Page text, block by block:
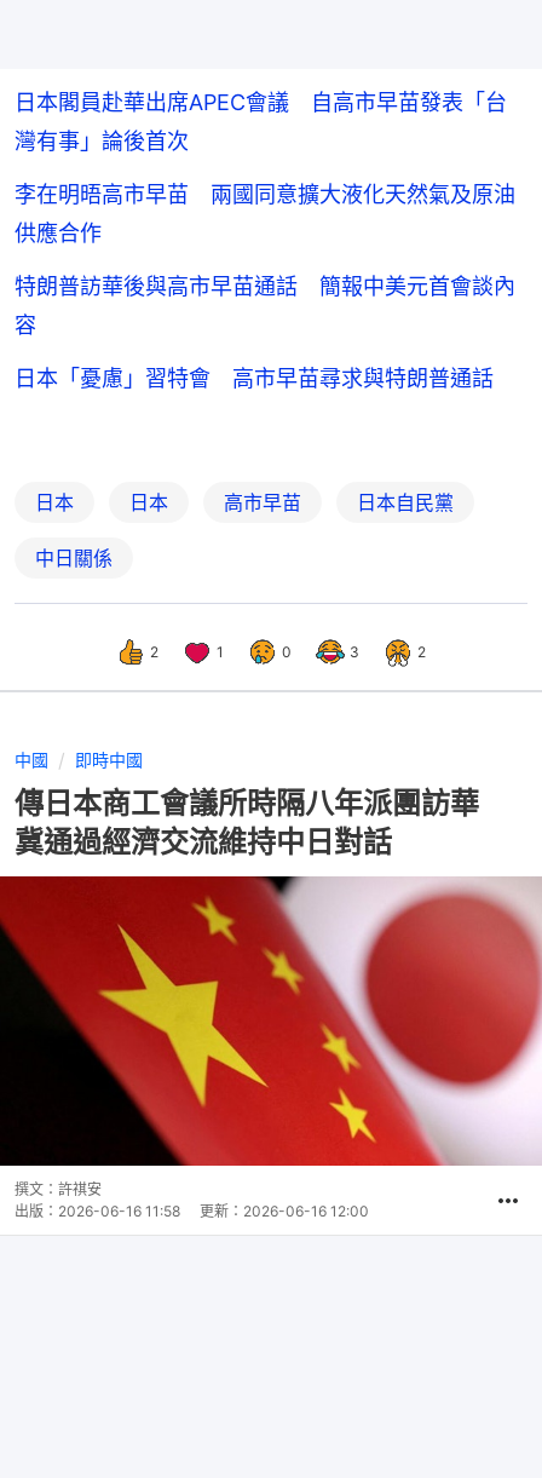
日本閣員赴華出席APEC會議 自高市早苗發表「台
灣有事」論後首次
李在明晤高市早苗 兩國同意擴大液化天然氣及原油
供應合作
特朗普訪華後與高市早苗通話 簡報中美元首會談內
容
日本「憂慮」習特會 高市早苗尋求與特朗普通話
日本 日本 高市早苗 日本自民黨
中日關係
2 1 0 3 2
中國 即時中國
傳日本商工會議所時隔八年派團訪華
冀通過經濟交流維持中日對話
撰文： 許祺安
出版： 2026-06-16 11:58 更新： 2026-06-16 12:00